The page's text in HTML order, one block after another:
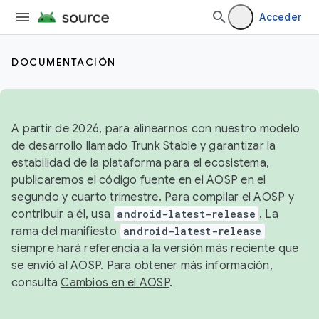
Acceder
DOCUMENTACIÓN
A partir de 2026, para alinearnos con nuestro modelo
de desarrollo llamado Trunk Stable y garantizar la
estabilidad de la plataforma para el ecosistema,
publicaremos el código fuente en el AOSP en el
segundo y cuarto trimestre. Para compilar el AOSP y
contribuir a él, usa android-latest-release . La
rama del manifiesto android-latest-release
siempre hará referencia a la versión más reciente que
se envió al AOSP. Para obtener más información,
consultaCambios en el AOSP.